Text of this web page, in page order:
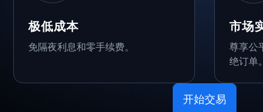
极低成本
免隔夜利息和零手续费。
市场
尊享公
绝订单。
开始交易